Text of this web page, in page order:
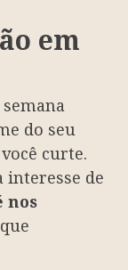
em
do seu
curte.
interesse de
nos